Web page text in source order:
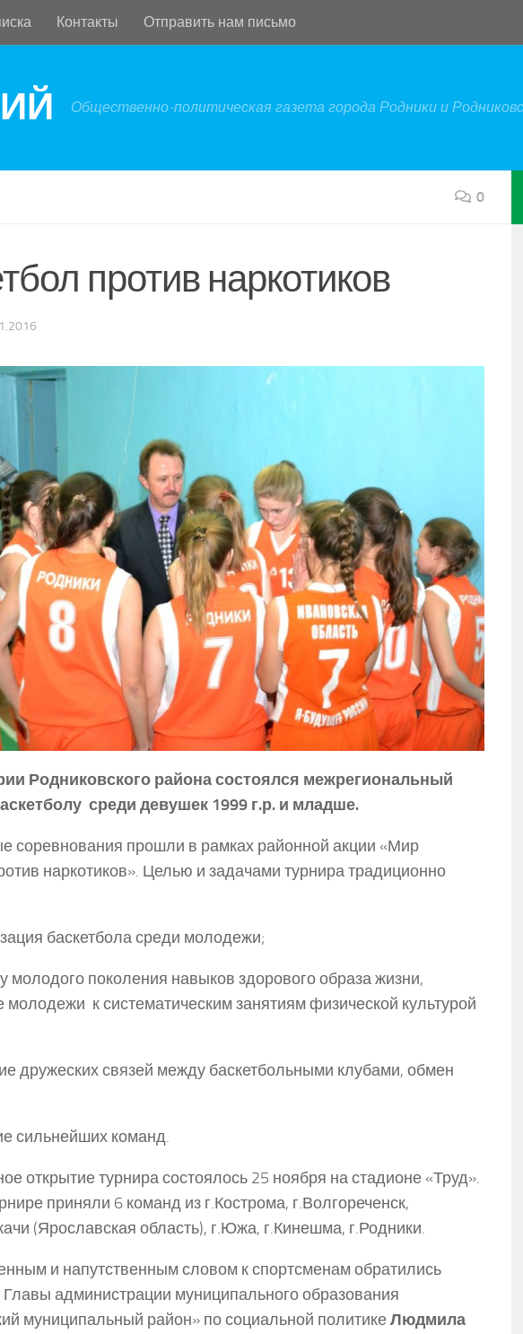
Контакты Отправить нам письмо
Общественно-политическая газета города Родники и
0
против наркотиков
Родниковского района состоялся межрегиональный
среди девушек 1999 г.р. и младше.
соревнования прошли в рамках районной акции «Мир
наркотиков». Целью и задачами турнира традиционно
баскетбола среди молодежи;
молодого поколения навыков здорового образа жизни,
молодежи к систематическим занятиям физической культурой
дружеских связей между баскетбольными клубами, обмен
сильнейших команд.
открытие турнира состоялось 25 ноября на стадионе «Труд».
приняли 6 команд из г.Кострома, г.Волгореченск,
(Ярославская область), г.Южа, г.Кинешма, г.Родники.
и напутственным словом к спортсменам обратились
Главы администрации муниципального образования
муниципальный район» по социальной политикеЛюдмила